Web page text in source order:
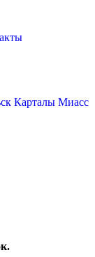
Карталы Миасс